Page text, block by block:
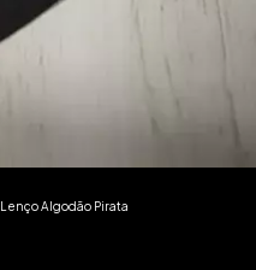
Lenço Algodão Pirata